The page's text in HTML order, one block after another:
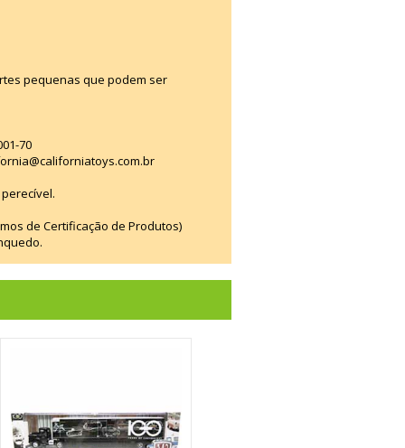
pequenas que podem ser
70
de Certificação de Produtos)